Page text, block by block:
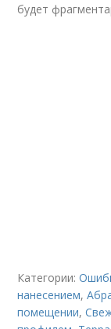
будет
Категории:
нанесением,
помещении,